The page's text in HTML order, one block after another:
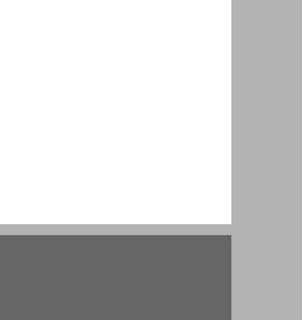
תולדות ירושלים בתקופה הביזאנטית ... 15